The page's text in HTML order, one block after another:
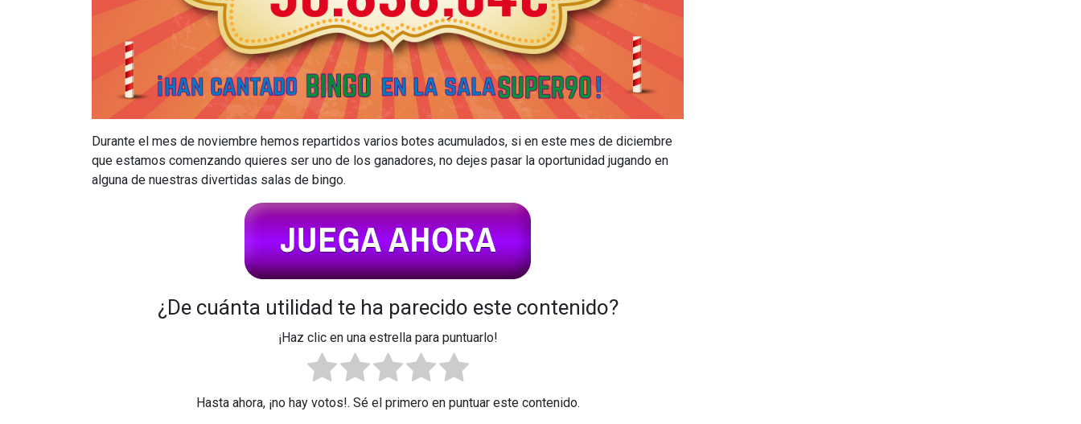
Durante el mes de noviembre hemos repartidos varios botes acumulados, si en este mes de diciembre
que estamos comenzando quieres ser uno de los ganadores, no dejes pasar la oportunidad jugando en
alguna de nuestras divertidas salas de bingo.
¿De cuánta utilidad te ha parecido este contenido?
¡Haz clic en una estrella para puntuarlo!
Hasta ahora, ¡no hay votos!. Sé el primero en puntuar este contenido.